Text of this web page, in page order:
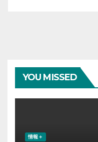
YOU MISSED
情報＋